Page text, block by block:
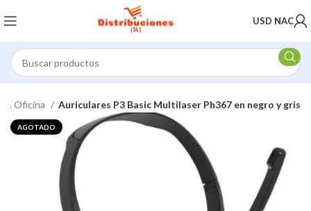
USD NAC
& Oficina Auriculares P3 Basic Multilaser Ph367 en negro y gris
AGOTADO